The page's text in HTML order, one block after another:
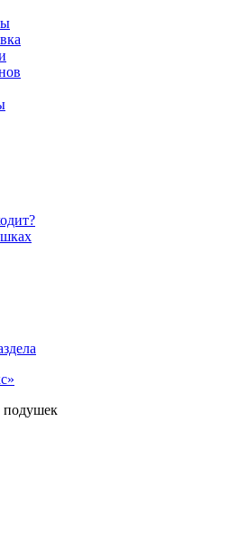
подушек